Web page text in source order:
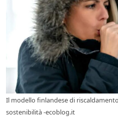
Il modello finlandese di
sostenibilità -ecoblog.it